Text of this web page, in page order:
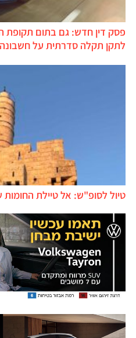
דין חדש: גם בתום תקופת
תקלה סדרתית על חשבונה
לסופ"ש: אל טיילת החומות של